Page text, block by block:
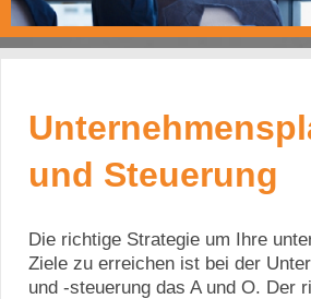
und Steuerung
Die richtige Strategie um Ihre
Ziele zu erreichen ist bei der
und -steuerung das A und O. Der